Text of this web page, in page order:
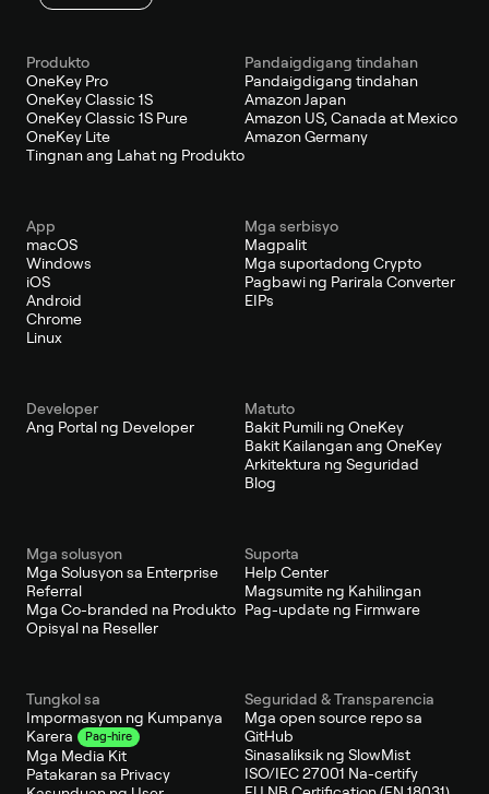
Produkto
OneKey Pro
OneKey Classic 1S
OneKey Classic 1S Pure
OneKey Lite
Tingnan ang Lahat ng Produkto
Pandaigdigang tindahan
Pandaigdigang tindahan
Amazon Japan
Amazon US, Canada at Mexico
Amazon Germany
App
macOS
Windows
iOS
Android
Chrome
Linux
Mga serbisyo
Magpalit
Mga suportadong Crypto
Pagbawi ng Parirala Converter
EIPs
Developer
Ang Portal ng Developer
Matuto
Bakit Pumili ng OneKey
Bakit Kailangan ang OneKey
Arkitektura ng Seguridad
Blog
Mga solusyon
Mga Solusyon sa Enterprise
Referral
Mga Co-branded na Produkto
Opisyal na Reseller
Suporta
Help Center
Magsumite ng Kahilingan
Pag-update ng Firmware
Tungkol sa
Impormasyon ng Kumpanya
Karera
Pag-hire
Mga Media Kit
Patakaran sa Privacy
Seguridad & Transparencia
Mga open source repo sa
GitHub
Sinasaliksik ng SlowMist
ISO/IEC 27001 Na-certify